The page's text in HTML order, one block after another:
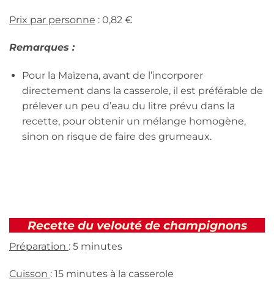
Prix par personne : 0,82 €
Remarques :
Pour la Maïzena, avant de l’incorporer
directement dans la casserole, il est préférable de
prélever un peu d’eau du litre prévu dans la
recette, pour obtenir un mélange homogène,
sinon on risque de faire des grumeaux.
Recette du velouté de champignons
Préparation : 5 minutes
Cuisson : 15 minutes à la casserole